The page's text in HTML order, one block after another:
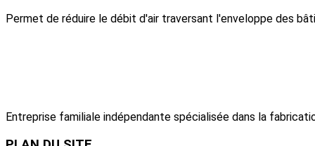
Permet de réduire le débit d'air traversant l'enveloppe des
Entreprise familiale indépendante spécialisée dans la